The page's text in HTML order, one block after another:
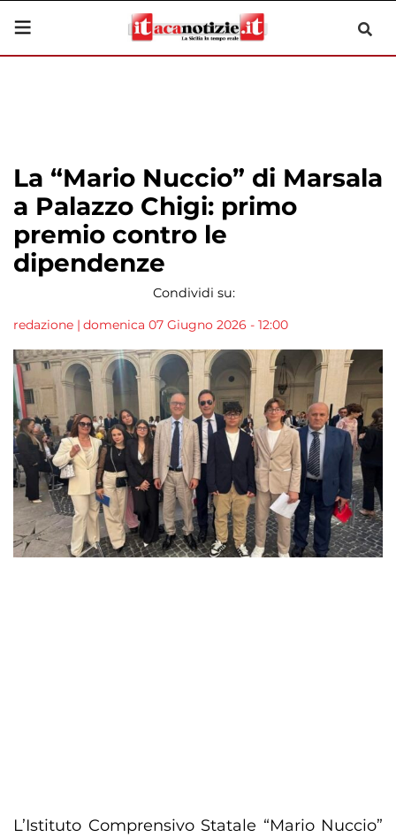
La “Mario Nuccio” di Marsala
a Palazzo Chigi: primo
premio contro le
dipendenze
Condividi su:
redazione | domenica 07 Giugno 2026 - 12:00
L’Istituto Comprensivo Statale “Mario Nuccio”